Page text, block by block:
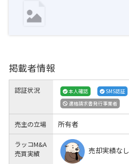
掲載者情報
認証状況 本人確認
SMS認証
適格請求書発行事業者
売主の立場 所有者
ラッコM&A
売買実績
売却実績なし